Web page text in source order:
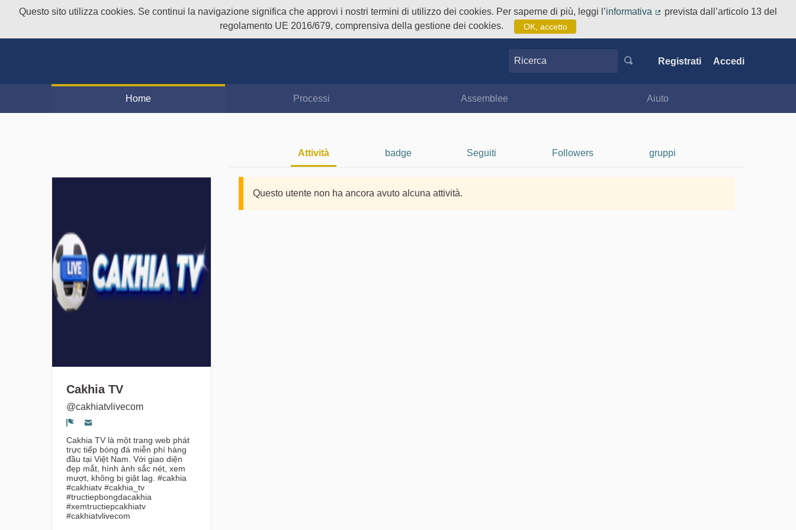
Questo sito utilizza cookies. Se continui la navigazione significa che approvi i nostri termini di utilizzo dei cookies. Per saperne di più, leggi l’informativa
prevista dall’articolo 13 del
regolamento UE 2016/679, comprensiva della gestione dei cookies.
OK, accetto
Ricerca Registrati Accedi
Home Processi Assemblee Aiuto
Attività badge Seguiti Followers gruppi
Cakhia TV
@cakhiatvlivecom
Segnala un problema
Cakhia TV là một trang web phát
trực tiếp bóng đá miễn phí hàng
đầu tại Việt Nam. Với giao diện
đẹp mắt, hình ảnh sắc nét, xem
mượt, không bị giật lag. #cakhia
#cakhiatv #cakhia_tv
#tructiepbongdacakhia
#xemtructiepcakhiatv
#cakhiatvlivecom
Questo utente non ha ancora avuto alcuna attività.